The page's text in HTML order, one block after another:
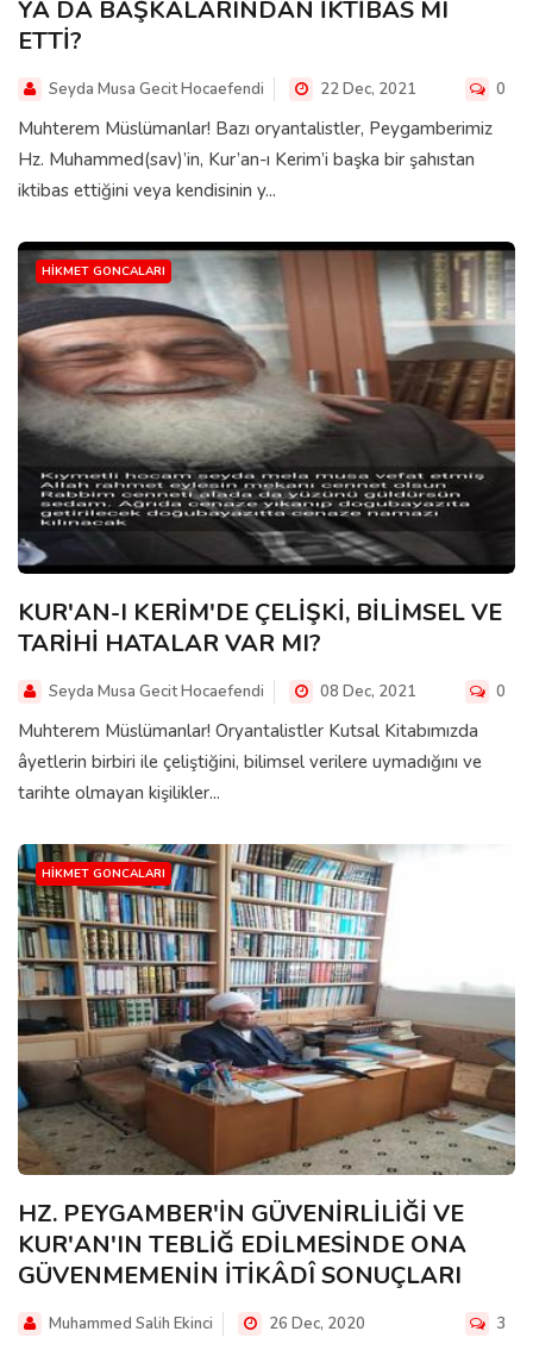
YA DA BAŞKALARINDAN İKTİBAS MI
ETTİ?
Seyda Musa Gecit Hocaefendi 22 Dec, 2021 0
Muhterem Müslümanlar! Bazı oryantalistler, Peygamberimiz
Hz. Muhammed(sav)’in, Kur’an-ı Kerim’i başka bir şahıstan
iktibas ettiğini veya kendisinin y...
HIKMET GONCALARI
KUR'AN-I KERİM'DE ÇELİŞKİ, BİLİMSEL VE
TARİHİ HATALAR VAR MI?
Seyda Musa Gecit Hocaefendi 08 Dec, 2021 0
Muhterem Müslümanlar! Oryantalistler Kutsal Kitabımızda
âyetlerin birbiri ile çeliştiğini, bilimsel verilere uymadığını ve
tarihte olmayan kişilikler...
HIKMET GONCALARI
HZ. PEYGAMBER'İN GÜVENİRLİLİĞİ VE
KUR'AN'IN TEBLİĞ EDİLMESİNDE ONA
GÜVENMEMENİN İTİKÂDÎ SONUÇLARI
Muhammed Salih Ekinci 26 Dec, 2020 3